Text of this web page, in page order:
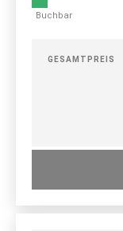
Buchbar
GESAMTPREIS